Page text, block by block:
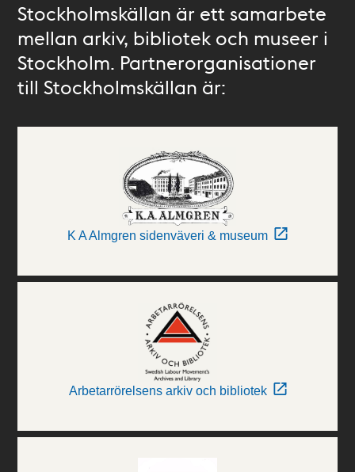
Stockholmskällan är ett samarbete
mellan arkiv, bibliotek och museer i
Stockholm. Partnerorganisationer
till Stockholmskällan är:
K A Almgren sidenväveri & museum
Arbetarrörelsens arkiv och bibliotek